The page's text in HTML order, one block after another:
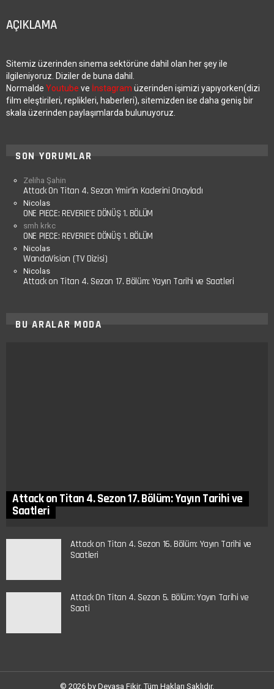
AÇIKLAMA
Sitemiz üzerinden sinema sektörüne dahil olan her şey ile
ilgileniyoruz. Diziler de buna dahil.
Normalde Youtube ve İnstagram üzerinden işimizi yapıyorken(dizi
film eleştirileri, replikleri, haberleri), sitemizden ise daha geniş bir
skala üzerinden paylaşımlarda bulunuyoruz.
SON YORUMLAR
Zeliha Şahin
Attack On Titan 4. Sezon Ymir’in Kaderini Onayladı
Nicolas
ONE PIECE: REVERIE’E DÖNÜŞ 1. BÖLÜM
smh krkc
ONE PIECE: REVERIE’E DÖNÜŞ 1. BÖLÜM
Nicolas
WandaVision (TV Dizisi)
Nicolas
Attack on Titan 4. Sezon 17. Bölüm: Yayın Tarihi ve Saatleri
BU ARALAR MODA
Attack on Titan 4. Sezon 17. Bölüm: Yayın Tarihi ve
Saatleri
Attack on Titan 4. Sezon 16. Bölüm: Yayın Tarihi ve
Saatleri
Attack On Titan 4. Sezon 5. Bölüm: Yayın Tarihi ve
Saati
© 2026 by Devasa Fikir. Tüm Hakları Saklıdır.